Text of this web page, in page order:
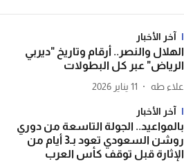
آخر الأخبار
الهلال والنصر.. أرقام وتاريخ "ديربي
الرياض" عبر كل البطولات
علاء طه 11 يناير 2026
آخر الأخبار
بالمواعيد.. الجولة التاسعة من دوري
روشن السعودي تعود بـ3 أيام من
الإثارة قبل توقف كأس العرب